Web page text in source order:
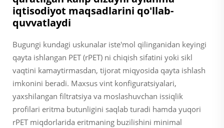
iqtisodiyot maqsadlarini qo'llab-
quvvatlaydi
Bugungi kundagi uskunalar iste'mol qilinganidan keyingi
qayta ishlangan PET (rPET) ni chiqish sifatini yoki sikl
vaqtini kamaytirmasdan, tijorat miqyosida qayta ishlash
imkonini beradi. Maxsus vint konfiguratsiyalari,
yaxshilangan filtratsiya va moslashuvchan issiqlik
profilari eritma butunligini saqlab turadi hamda yuqori
rPET miqdorlarida eritmaning buzilishini minimal